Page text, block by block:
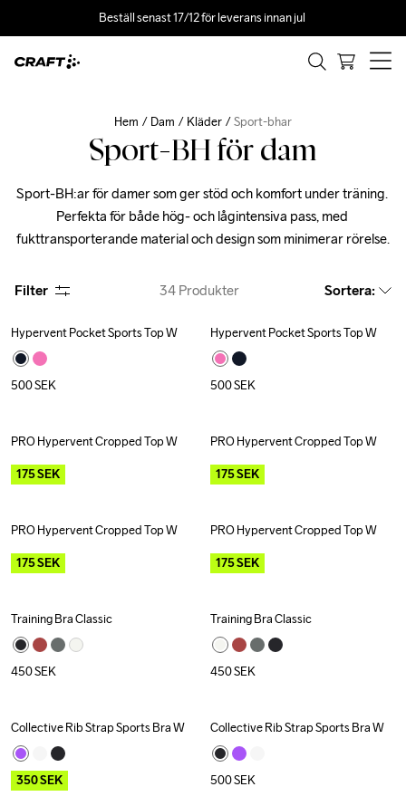
Beställ senast 17/12 för leverans innan jul
Hem Dam Kläder Sport-bhar
Sport-BH för dam
Sport-BH:ar för damer som ger stöd och komfort under träning.
Perfekta för både hög- och lågintensiva pass, med
fukttransporterande material och design som minimerar rörelse.
Filter 34 Produkter Sortera:
Hypervent Pocket Sports Top W
500SEK
Hypervent Pocket Sports Top W
500SEK
Outlet
PRO Hypervent Cropped Top W
175SEK
Outlet
PRO Hypervent Cropped Top W
175SEK
Outlet
PRO Hypervent Cropped Top W
175SEK
Outlet
PRO Hypervent Cropped Top W
175SEK
Training Bra Classic
450SEK
Training Bra Classic
450SEK
Outlet
Collective Rib Strap Sports Bra W
350SEK
Collective Rib Strap Sports Bra W
500SEK